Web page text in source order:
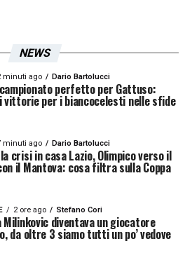
alla nostra
ISCRIVIMI
laPrivacy Policy
NOSTRE TOP NEWS
NEWS
minuti ago Dario Bartolucci
perfetto per Gattuso:
vittorie per i biancocelesti nelle sfide
minuti ago Dario Bartolucci
crisi in casa Lazio, Olimpico verso il
il Mantova: cosa filtra sulla Coppa
2 ore ago Stefano Cori
Milinkovic diventava un giocatore
da oltre 3 siamo tutti un po’ vedove